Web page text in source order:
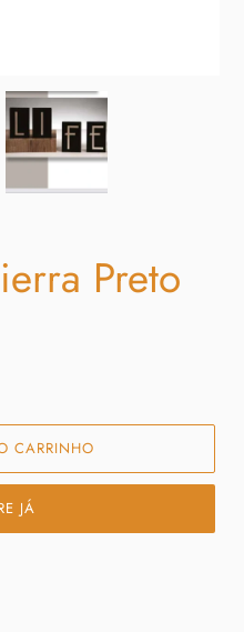
Preto
CARRINHO
JÁ